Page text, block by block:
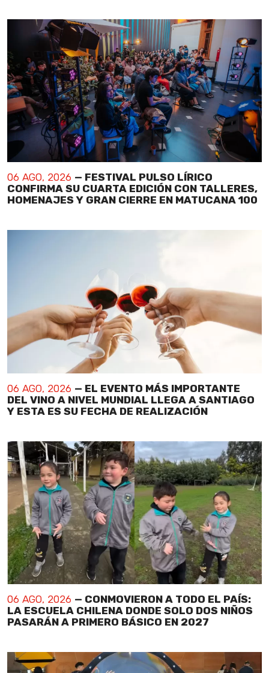
06 AGO, 2026 — FESTIVAL PULSO LÍRICO
CONFIRMA SU CUARTA EDICIÓN CON TALLERES,
HOMENAJES Y GRAN CIERRE EN MATUCANA 100
06 AGO, 2026 — EL EVENTO MÁS IMPORTANTE
DEL VINO A NIVEL MUNDIAL LLEGA A SANTIAGO
Y ESTA ES SU FECHA DE REALIZACIÓN
06 AGO, 2026 — CONMOVIERON A TODO EL PAÍS:
LA ESCUELA CHILENA DONDE SOLO DOS NIÑOS
PASARÁN A PRIMERO BÁSICO EN 2027